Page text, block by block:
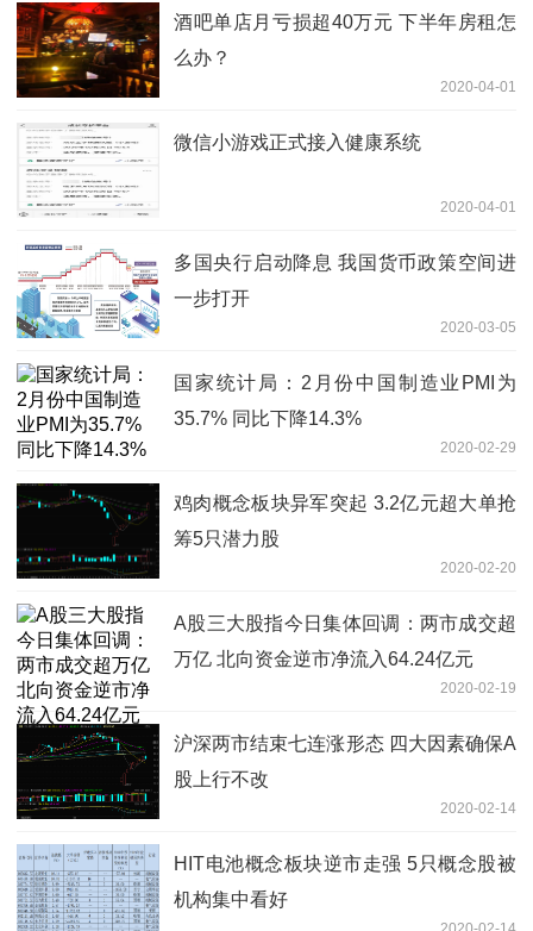
酒吧单店月亏损超40万元 下半年房租怎
么办？
2020-04-01
微信小游戏正式接入健康系统
2020-04-01
多国央行启动降息 我国货币政策空间进
一步打开
2020-03-05
国家统计局：2月份中国制造业PMI为
35.7% 同比下降14.3%
2020-02-29
鸡肉概念板块异军突起 3.2亿元超大单抢
筹5只潜力股
2020-02-20
A股三大股指今日集体回调：两市成交超
万亿 北向资金逆市净流入64.24亿元
2020-02-19
沪深两市结束七连涨形态 四大因素确保A
股上行不改
2020-02-14
HIT电池概念板块逆市走强 5只概念股被
机构集中看好